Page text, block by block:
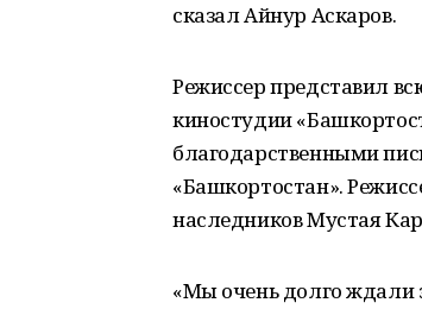
сказал Айнур Аскаров.
Режиссер представил
киностудии
благодарственными
«Башкортостан».
наследников Мустая
«Мы очень долго ждали